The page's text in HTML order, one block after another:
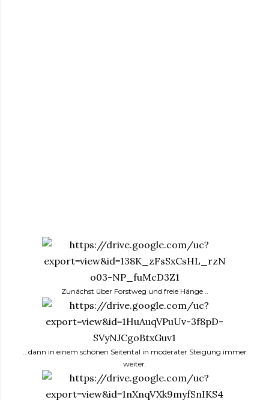
Zunächst über Forstweg und freie Hänge ..
.. dann in einem schönen Seitental in moderater Steigung immer
weiter.